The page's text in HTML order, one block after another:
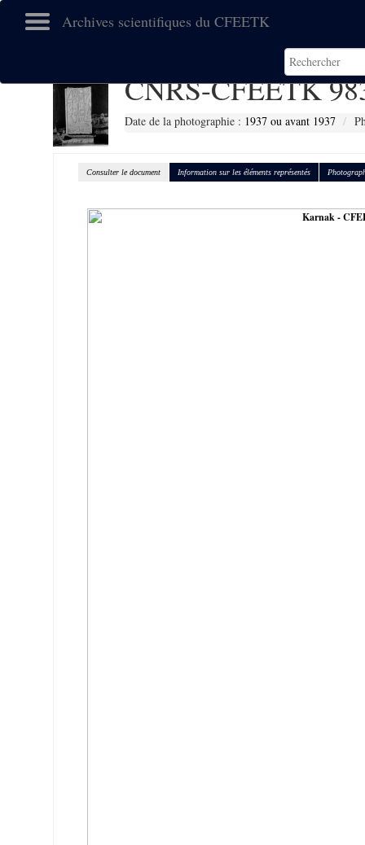
Archives scientifiques du CFEETK
CNRS-CFEETK
Date de la photographie : 1937 ou avant 1937
Consulter le document Information sur les éléments représentés